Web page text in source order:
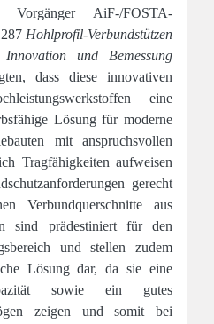
AiF-/FOSTA-
Hohlprofil-Verbundstützen
und Bemessung
dass diese innovativen
eine
Lösung für moderne
mit anspruchsvollen
Tragfähigkeiten aufweisen
gerecht
Verbundquerschnitte aus
sind prädestiniert für den
und stellen zudem
Lösung dar, da sie eine
sowie ein gutes
zeigen und somit bei